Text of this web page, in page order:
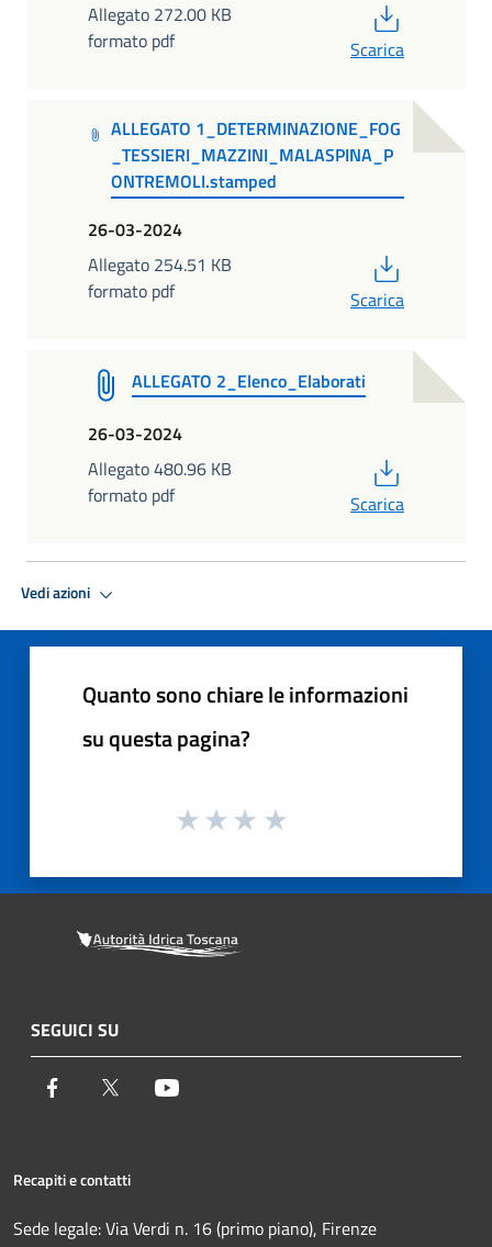
Allegato 272.00 KB
formato pdf
Scarica
ALLEGATO 1_DETERMINAZIONE_FOG
_TESSIERI_MAZZINI_MALASPINA_P
ONTREMOLI.stamped
26-03-2024
Allegato 254.51 KB
formato pdf
Scarica
ALLEGATO 2_Elenco_Elaborati
26-03-2024
Allegato 480.96 KB
formato pdf
Scarica
Vedi azioni
Quanto sono chiare le informazioni
su questa pagina?
SEGUICI SU
Facebook Twitter
Recapiti e contatti
Sede legale: Via Verdi n. 16 (primo piano), Firenze